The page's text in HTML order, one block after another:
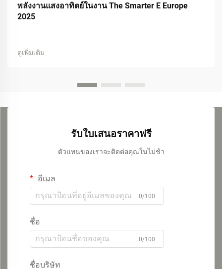
พลังงานแสงอาทิตย์ในงาน The Smarter E Europe
2025
ดูเพิ่มเติม
รับใบเสนอราคาฟรี
ตัวแทนของเราจะติดต่อคุณในไม่ช้า
อีเมล
0/100
ชื่อ
0/100
ชื่อบริษัท